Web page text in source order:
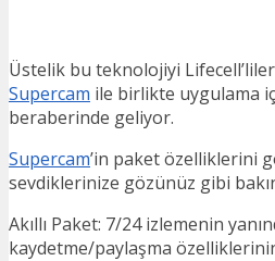
Üstelik bu teknolojiyi
Supercam ile birlikte uygulama
beraberinde geliyor.
Supercam’in paket özelliklerini
sevdiklerinize gözünüz gibi
Akıllı Paket: 7/24 izlemenin
kaydetme/paylaşma